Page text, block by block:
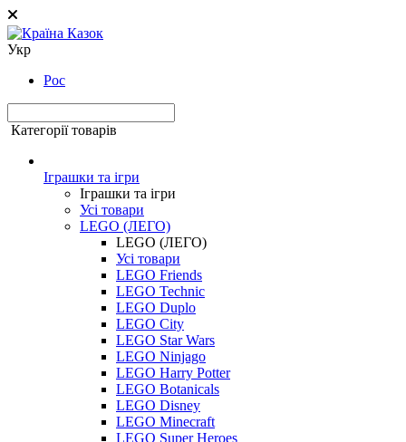
Укр
Рос
Категорії товарів
Іграшки та ігри
Іграшки та ігри
Усі товари
LEGO (ЛЕГО)
LEGO (ЛЕГО)
Усі товари
LEGO Friends
LEGO Technic
LEGO Duplo
LEGO City
LEGO Star Wars
LEGO Ninjago
LEGO Harry Potter
LEGO Botanicals
LEGO Disney
LEGO Minecraft
LEGO Super Heroes